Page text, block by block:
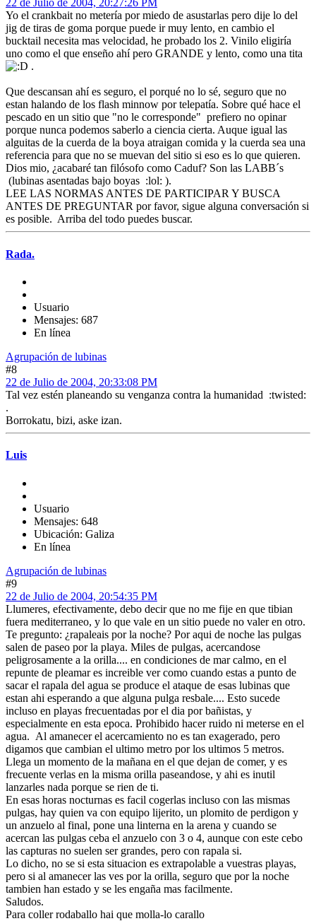
22 de Julio de 2004, 20:27:26 PM
Yo el crankbait no metería por miedo de asustarlas pero dije lo del
jig de tiras de goma porque puede ir muy lento, en cambio el
bucktail necesita mas velocidad, he probado los 2. Vinilo eligiría
uno como el que enseño ahí pero GRANDE y lento, como una tita
.
Que descansan ahí es seguro, el porqué no lo sé, seguro que no
estan halando de los flash minnow por telepatía. Sobre qué hace el
pescado en un sitio que "no le corresponde" prefiero no opinar
porque nunca podemos saberlo a ciencia cierta. Auque igual las
alguitas de la cuerda de la boya atraigan comida y la cuerda sea una
referencia para que no se muevan del sitio si eso es lo que quieren.
Dios mio, ¿acabaré tan filósofo como Caduf? Son las LABB´s
(lubinas asentadas bajo boyas :lol: ).
LEE LAS NORMAS ANTES DE PARTICIPAR Y BUSCA
ANTES DE PREGUNTAR por favor, sigue alguna conversación si
es posible. Arriba del todo puedes buscar.
Rada.
Usuario
Mensajes: 687
En línea
Agrupación de lubinas
#8
22 de Julio de 2004, 20:33:08 PM
Tal vez estén planeando su venganza contra la humanidad :twisted:
.
Borrokatu, bizi, aske izan.
Luis
Usuario
Mensajes: 648
Ubicación: Galiza
En línea
Agrupación de lubinas
#9
22 de Julio de 2004, 20:54:35 PM
Llumeres, efectivamente, debo decir que no me fije en que tibian
fuera mediterraneo, y lo que vale en un sitio puede no valer en otro.
Te pregunto: ¿rapaleais por la noche? Por aqui de noche las pulgas
salen de paseo por la playa. Miles de pulgas, acercandose
peligrosamente a la orilla.... en condiciones de mar calmo, en el
repunte de pleamar es increible ver como cuando estas a punto de
sacar el rapala del agua se produce el ataque de esas lubinas que
estan ahi esperando a que alguna pulga resbale.... Esto sucede
incluso en playas frecuentadas por el dia por bañistas, y
especialmente en esta epoca. Prohibido hacer ruido ni meterse en el
agua. Al amanecer el acercamiento no es tan exagerado, pero
digamos que cambian el ultimo metro por los ultimos 5 metros.
Llega un momento de la mañana en el que dejan de comer, y es
frecuente verlas en la misma orilla paseandose, y ahi es inutil
lanzarles nada porque se rien de ti.
En esas horas nocturnas es facil cogerlas incluso con las mismas
pulgas, hay quien va con equipo lijerito, un plomito de perdigon y
un anzuelo al final, pone una linterna en la arena y cuando se
acercan las pulgas ceba el anzuelo con 3 o 4, aunque con este cebo
las capturas no suelen ser grandes, pero con rapala si.
Lo dicho, no se si esta situacion es extrapolable a vuestras playas,
pero si al amanecer las ves por la orilla, seguro que por la noche
tambien han estado y se les engaña mas facilmente.
Saludos.
Para coller rodaballo hai que molla-lo carallo